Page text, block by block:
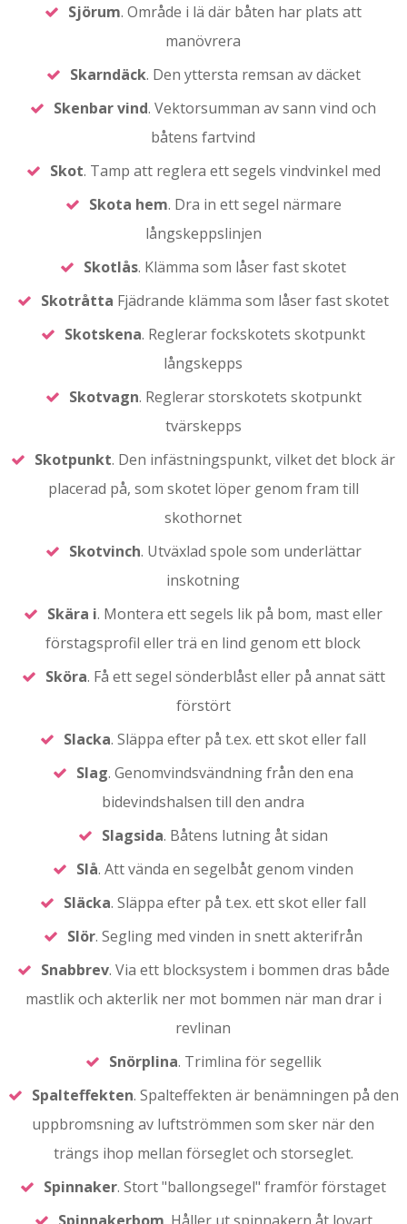
Sjörum. Område i lä där båten har plats att
manövrera
Skarndäck. Den yttersta remsan av däcket
Skenbar vind. Vektorsumman av sann vind och
båtens fartvind
Skot. Tamp att reglera ett segels vindvinkel med
Skota hem. Dra in ett segel närmare
långskeppslinjen
Skotlås. Klämma som låser fast skotet
Skotråtta Fjädrande klämma som låser fast skotet
Skotskena. Reglerar fockskotets skotpunkt
långskepps
Skotvagn. Reglerar storskotets skotpunkt
tvärskepps
Skotpunkt. Den infästningspunkt, vilket det block är
placerad på, som skotet löper genom fram till
skothornet
Skotvinch. Utväxlad spole som underlättar
inskotning
Skära i. Montera ett segels lik på bom, mast eller
förstagsprofil eller trä en lind genom ett block
Sköra. Få ett segel sönderblåst eller på annat sätt
förstört
Slacka. Släppa efter på t.ex. ett skot eller fall
Slag. Genomvindsvändning från den ena
bidevindshalsen till den andra
Slagsida. Båtens lutning åt sidan
Slå. Att vända en segelbåt genom vinden
Släcka. Släppa efter på t.ex. ett skot eller fall
Slör. Segling med vinden in snett akterifrån
Snabbrev. Via ett blocksystem i bommen dras både
mastlik och akterlik ner mot bommen när man drar i
revlinan
Snörplina. Trimlina för segellik
Spalteffekten. Spalteffekten är benämningen på den
uppbromsning av luftströmmen som sker när den
trängs ihop mellan förseglet och storseglet.
Spinnaker. Stort "ballongsegel" framför förstaget
Spinnakerbom . Håller ut spinnakern åt lovart